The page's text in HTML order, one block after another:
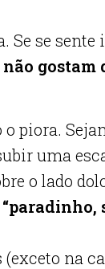
Se se
gostam
piora.
uma
o lado
“paradinho,
na